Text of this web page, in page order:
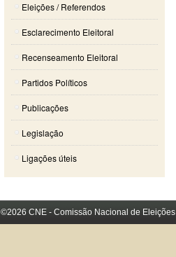
Eleições / Referendos
Esclarecimento Eleitoral
Recenseamento Eleitoral
Partidos Políticos
Publicações
Legislação
Ligações úteis
©2026 CNE - Comissão Nacional de Eleições